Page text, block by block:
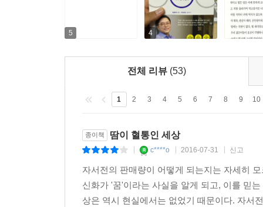
* 고작 10분의 1 규모의 ‘케이피티’가 ‘동양강철’을
2002년, IMF 외환위기로 법정관리 중인 동양강
대전에 있는 동양강철 본사에 처음 출근했을 때,
이 부실 덩어리를 떠안고 갈 수 있을까. 적당히
금이 간 상태였습니다. 신뢰부터 회복시켜놔야 했
같은데, 잘 지켜보세요. 어음 발행하는 날 대표직을
그리고 그 약속을 끝까지 지켰습니다. 인수합병
때문이에요. 군림하려고 들어서는 절대 신뢰가 쌓
2007년 동양강철이 재상장되며 기업은 완전히
5 4
전체 리뷰 (53)
1 2 3 4 5 6 7 8 9 10
종이책 땀이 혈통인 세상
c****o 2016-07-31 신고
자서전의 판매량이 어떻게 되는지는 자세히
신화가 '꿈'이라는 사실을 알게 되고, 이를 믿
상은 역시 현실에서는 없었기 때문이다. 자서